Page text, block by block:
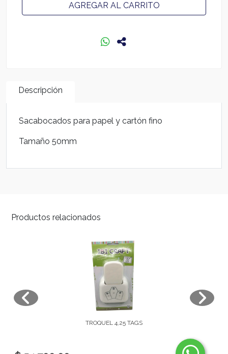
AGREGAR AL CARRITO
Descripción
Sacabocados para papel y cartón fino
Tamaño 50mm
Productos relacionados
TROQUEL 4,25 TAGS